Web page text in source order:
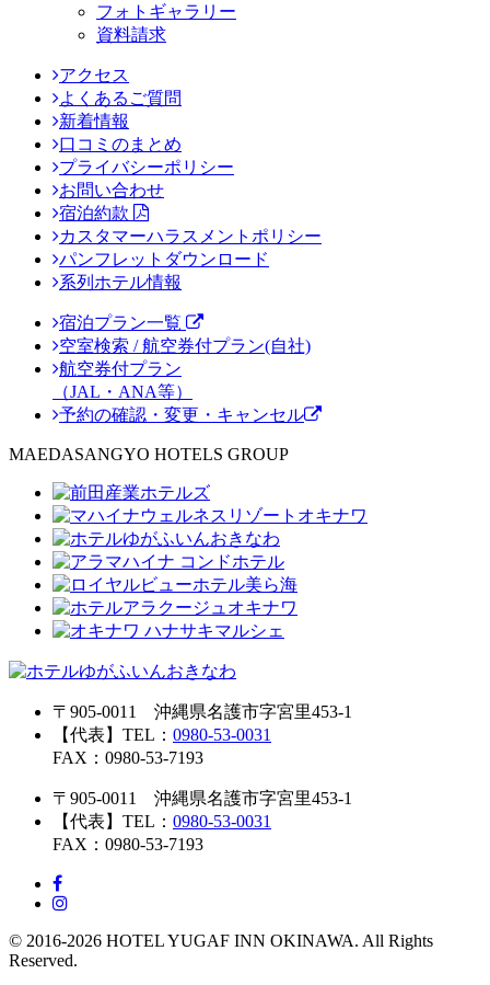
フォトギャラリー
資料請求
アクセス
よくあるご質問
新着情報
口コミのまとめ
プライバシーポリシー
お問い合わせ
宿泊約款
カスタマーハラスメントポリシー
パンフレットダウンロード
系列ホテル情報
宿泊プラン一覧
空室検索 / 航空券付プラン(自社)
航空券付プラン
（JAL・ANA等）
予約の確認・変更・キャンセル
MAEDASANGYO HOTELS GROUP
〒905-0011 沖縄県名護市字宮里453-1
【代表】TEL： 0980-53-0031
FAX：0980-53-7193
〒905-0011 沖縄県名護市字宮里453-1
【代表】TEL： 0980-53-0031
FAX：0980-53-7193
© 2016-2026 HOTEL YUGAF INN OKINAWA. All Rights
Reserved.